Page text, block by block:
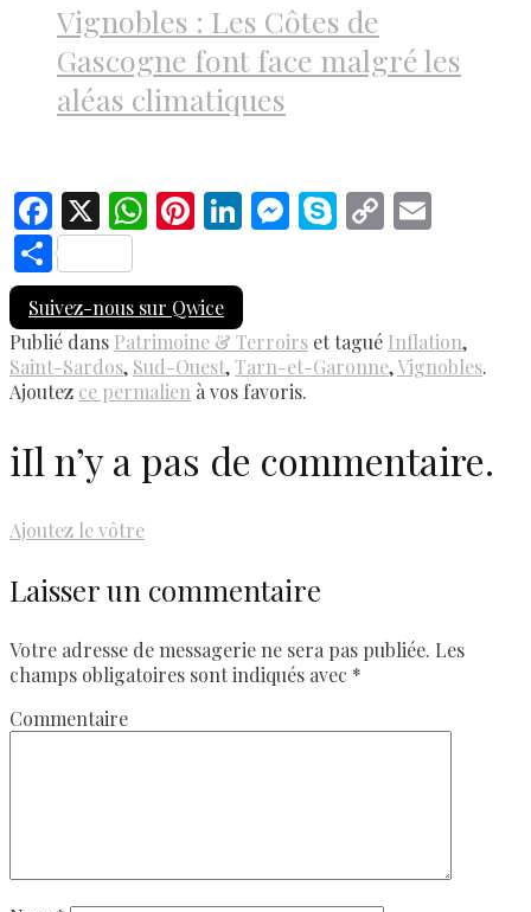
Vignobles : Les Côtes de
Gascogne font face malgré les
aléas climatiques
Facebook
X WhatsApp
Pinterest
LinkedIn
Messenger
Skype
Copy
Share
Suivez-nous sur Qwice
Publié dans Patrimoine & Terroirs et tagué Inflation,
Saint-Sardos, Sud-Ouest,Tarn-et-Garonne,Vignobles.
Ajoutez ce permalien à vos favoris.
iIl n’y a pas de commentaire.
Ajoutez le vôtre
Laisser un commentaire
Votre adresse de messagerie ne sera pas publiée. Les
champs obligatoires sont indiqués avec *
Commentaire